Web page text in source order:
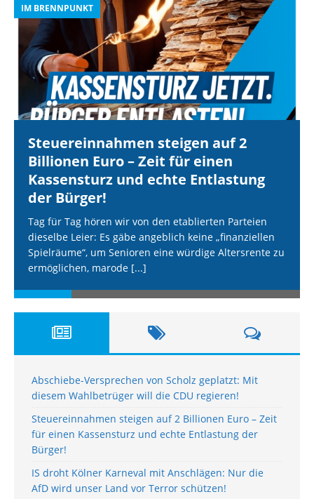
IM BRENNPUNKT
Steuereinnahmen steigen auf 2
Billionen Euro – Zeit für einen
Kassensturz und echte Entlastung
der Bürger!
Tag für Tag hören wir von den etablierten Parteien
dieselbe Leier: Es gäbe angeblich keine „finanziellen
Spielräume“, um Senioren eine würdige Altersrente zu
ermöglichen, marode [...]
Abschiebe-Versprechen von Scholz geplatzt: Mit
diesem Wahlbetrüger will die CDU regieren!
Steuereinnahmen steigen auf 2 Billionen Euro – Zeit
für einen Kassensturz und echte Entlastung der
Bürger!
IS droht Kölner Karneval mit Anschlägen: Nur die
AfD wird unser Land vor Terror schützen!